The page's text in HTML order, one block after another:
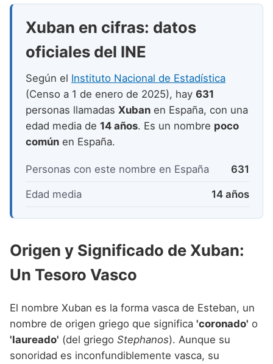
Nombres de niño que empiezan por Q
Nombres de niño que empiezan por R
Nombres de niño que empiezan por S
Nombres de niño que empiezan por T
Nombres de niño que empiezan por U
Nombres de niño que empiezan por V
Nombres de niño que empiezan por W
Nombres de niño que empiezan por X
Nombres de niño que empiezan por Z
Nombres de Niño Vascos
Xuban en cifras: datos
oficiales del INE
Según el Instituto Nacional de Estadística
(Censo a 1 de enero de 2025), hay 631
personas llamadas Xuban en España, con una
edad media de 14 años. Es un nombre poco
común en España.
Personas con este nombre en España 631
Edad media 14 años
Origen y Significado de Xuban:
Un Tesoro Vasco
El nombre Xuban es la forma vasca de Esteban, un
nombre de origen griego que significa 'coronado' o
'laureado' (del griego Stephanos). Aunque su
sonoridad es inconfundiblemente vasca, su